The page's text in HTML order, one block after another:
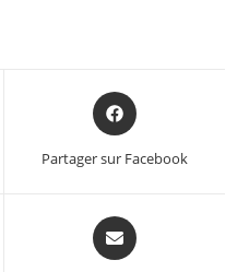
Partager sur Facebook